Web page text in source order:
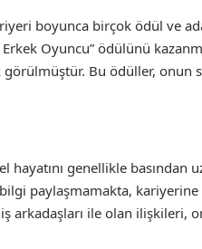
boyunca birçok ödül ve
Oyuncu” ödülünü
görülmüştür. Bu ödüller, onun
hayatını genellikle basından
paylaşmamakta,
arkadaşları ile olan ilişkileri,